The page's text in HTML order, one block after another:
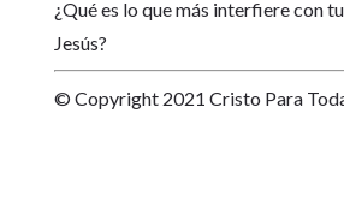
¿Qué es lo que más interfiere con
Jesús?
© Copyright 2021 Cristo Para